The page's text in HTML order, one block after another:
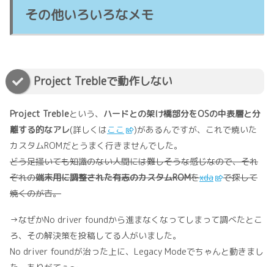
その他いろいろなメモ
Project Trebleで動作しない
Project Trebleという、 ハードとの架け橋部分をOSの中表層と分
離する的なアレ(詳しくは ここ
)があるんですが、これで焼いた
カスタムROMだとうまく行きませんでした。
どう足掻いても知識のない人間には難しそうな感じなので、それ
ぞれの端末用に調整された有志のカスタムROMをxda
で探して
焼くのが吉。
→なぜかNo driver foundから進まなくなってしまって調べたとこ
ろ、その解決策を投稿してる人がいました。
No driver foundが治った上に、Legacy Modeでちゃんと動きまし